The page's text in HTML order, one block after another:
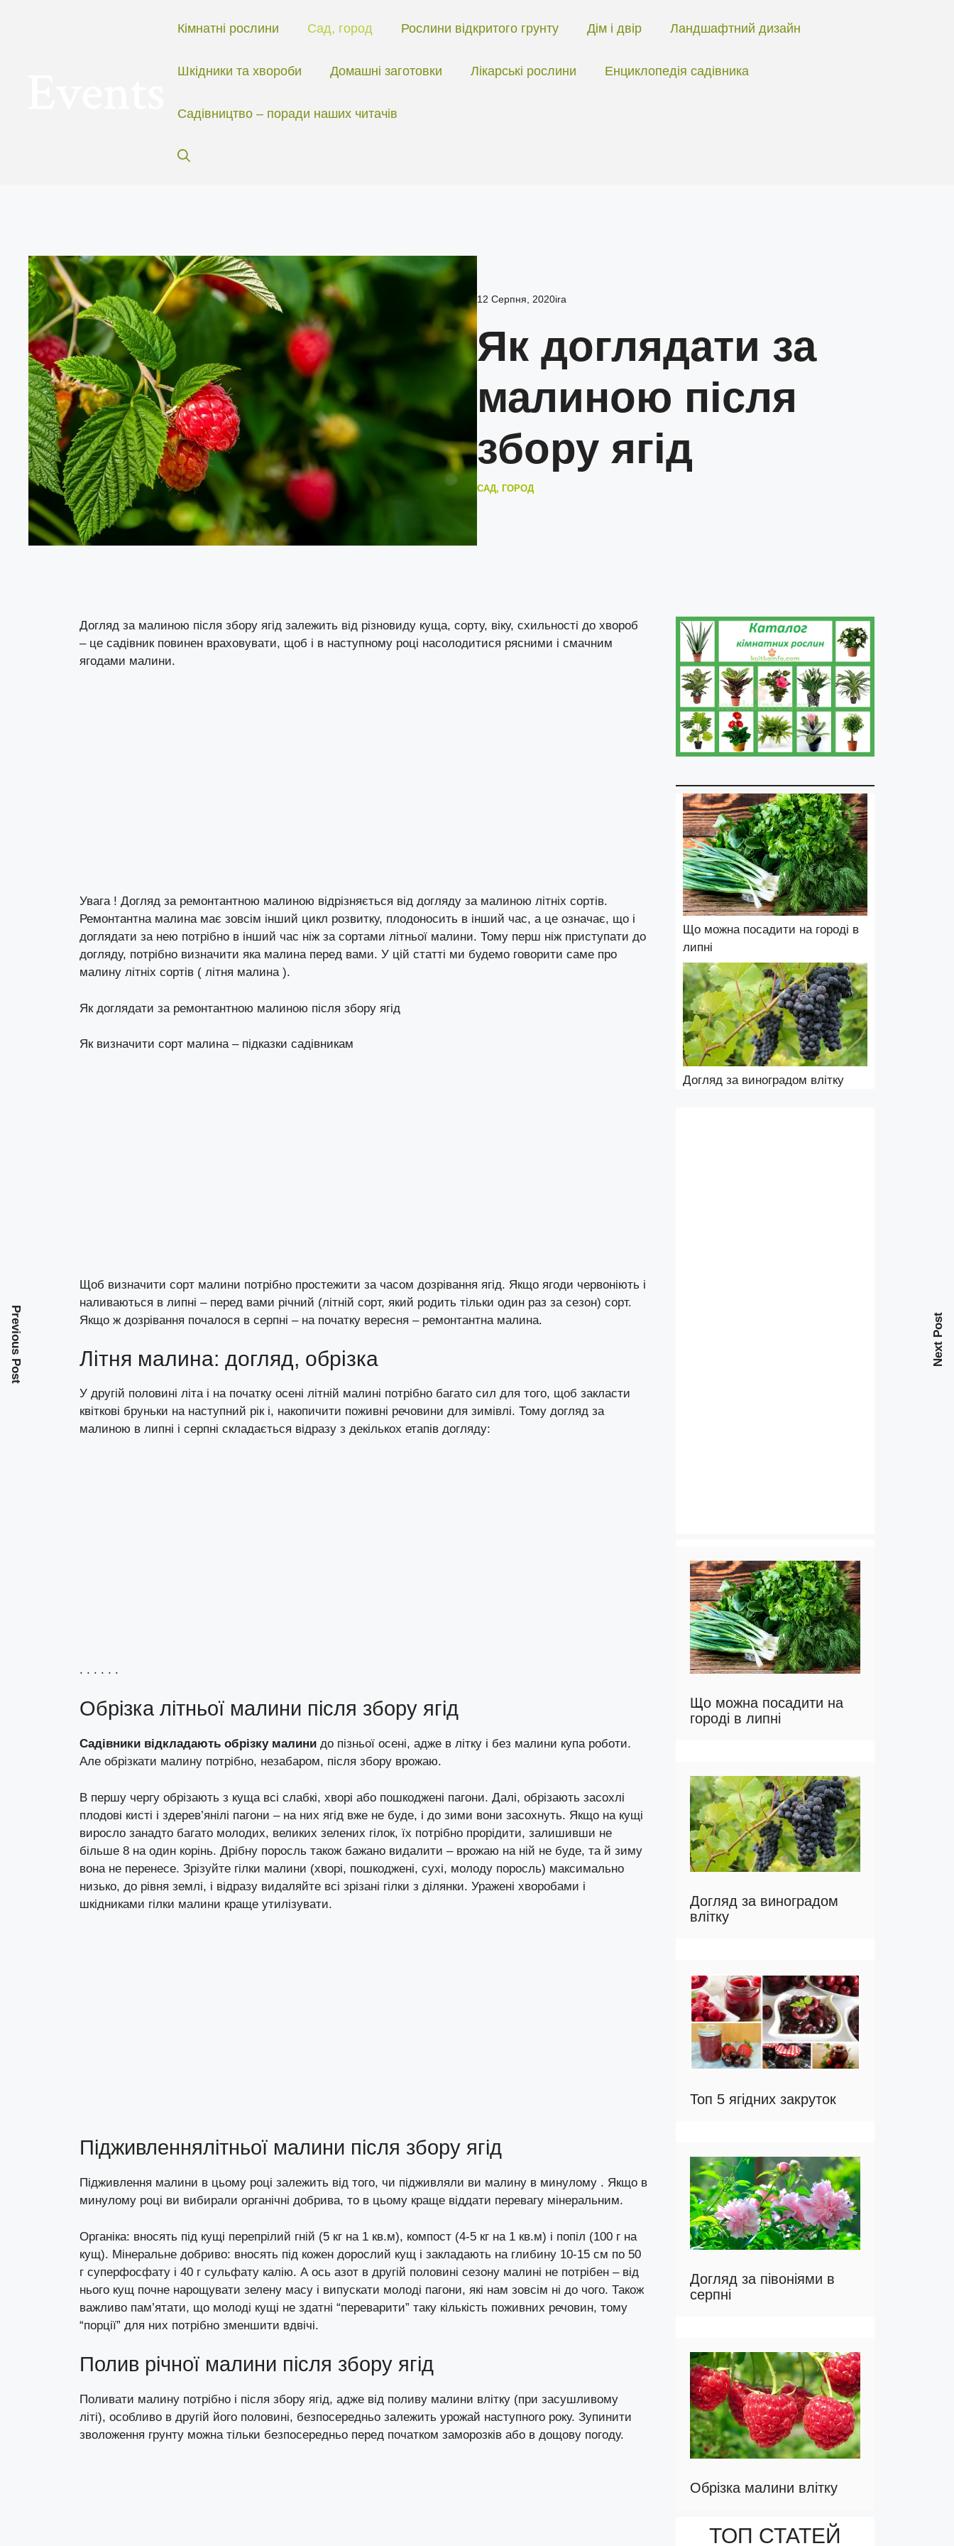
Кімнатні рослини Сад, город Рослини відкритого грунту Дім і двір Ландшафтний дизайн
Шкідники та хвороби Домашні заготовки Лікарські рослини Енциклопедія садівника
Садівництво – поради наших читачів
12 Серпня, 2020ira
Як доглядати за
малиною після
збору ягід
САД, ГОРОД
Догляд за малиною після збору ягід залежить від різновиду куща, сорту, віку, схильності до хвороб
– це садівник повинен враховувати, щоб і в наступному році насолодитися рясними і смачним
ягодами малини.
Увага ! Догляд за ремонтантною малиною відрізняється від догляду за малиною літніх сортів.
Ремонтантна малина має зовсім інший цикл розвитку, плодоносить в інший час, а це означає, що і
доглядати за нею потрібно в інший час ніж за сортами літньої малини. Тому перш ніж приступати до
догляду, потрібно визначити яка малина перед вами. У цій статті ми будемо говорити саме про
малину літніх сортів ( літня малина ).
Як доглядати за ремонтантною малиною після збору ягід
Як визначити сорт малина – підказки садівникам
Щоб визначити сорт малини потрібно простежити за часом дозрівання ягід. Якщо ягоди червоніють і
наливаються в липні – перед вами річний (літній сорт, який родить тільки один раз за сезон) сорт.
Якщо ж дозрівання почалося в серпні – на початку вересня – ремонтантна малина.
Літня малина: догляд, обрізка
У другій половині літа і на початку осені літній малині потрібно багато сил для того, щоб закласти
квіткові бруньки на наступний рік і, накопичити поживні речовини для зимівлі. Тому догляд за
малиною в липні і серпні складається відразу з декількох етапів догляду:
. . . . . .
Обрізка літньої малини після збору ягід
Садівники відкладають обрізку малини до пізньої осені, адже в літку і без малини купа роботи.
Але обрізкати малину потрібно, незабаром, після збору врожаю.
В першу чергу обрізають з куща всі слабкі, хворі або пошкоджені пагони. Далі, обрізають засохлі
плодові кисті і здерев’янілі пагони – на них ягід вже не буде, і до зими вони засохнуть. Якщо на кущі
виросло занадто багато молодих, великих зелених гілок, їх потрібно прорідити, залишивши не
більше 8 на один корінь. Дрібну поросль також бажано видалити – врожаю на ній не буде, та й зиму
вона не перенесе. Зрізуйте гілки малини (хворі, пошкоджені, сухі, молоду поросль) максимально
низько, до рівня землі, і відразу видаляйте всі зрізані гілки з ділянки. Уражені хворобами і
шкідниками гілки малини краще утилізувати.
Підживленнялітньої малини після збору ягід
Підживлення малини в цьому році залежить від того, чи підживляли ви малину в минулому . Якщо в
минулому році ви вибирали органічні добрива, то в цьому краще віддати перевагу мінеральним.
Органіка: вносять під кущі перепрілий гній (5 кг на 1 кв.м), компост (4-5 кг на 1 кв.м) і попіл (100 г на
кущ). Мінеральне добриво: вносять під кожен дорослий кущ і закладають на глибину 10-15 см по 50
г суперфосфату і 40 г сульфату калію. А ось азот в другій половині сезону малині не потрібен – від
нього кущ почне нарощувати зелену масу і випускати молоді пагони, які нам зовсім ні до чого. Також
важливо пам’ятати, що молоді кущі не здатні “переварити” таку кількість поживних речовин, тому
“порції” для них потрібно зменшити вдвічі.
Полив річної малини після збору ягід
Поливати малину потрібно і після збору ягід, адже від поливу малини влітку (при засушливому
літі), особливо в другій його половині, безпосередньо залежить урожай наступного року. Зупинити
зволоження грунту можна тільки безпосередньо перед початком заморозків або в дощову погоду.
Previous Post Next Post
Що можна посадити на городі в
липні
Догляд за виноградом влітку
Що можна посадити на
городі в липні
Догляд за виноградом
влітку
Топ 5 ягідних закруток
Догляд за півоніями в
серпні
Обрізка малини влітку
ТОП СТАТЕЙ